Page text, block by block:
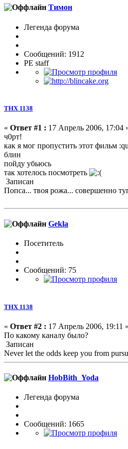
Тимон
Легенда форума
Сообщений: 1912
PE staff
ТНХ 1138
« Ответ #1 : 17 Апрель 2006, 17:04
ч0рт!
как я мог пропустить этот фильм
блин
пойду убьюсь
так хотелось посмотреть
Записан
Попса... твоя рожа... совершенно
Gekla
Посетитель
Сообщений: 75
ТНХ 1138
« Ответ #2 : 17 Апрель 2006, 19:11 »
По какому каналу было?
Записан
Never let the odds keep you from
HobBith_Yoda
Легенда форума
Сообщений: 1665